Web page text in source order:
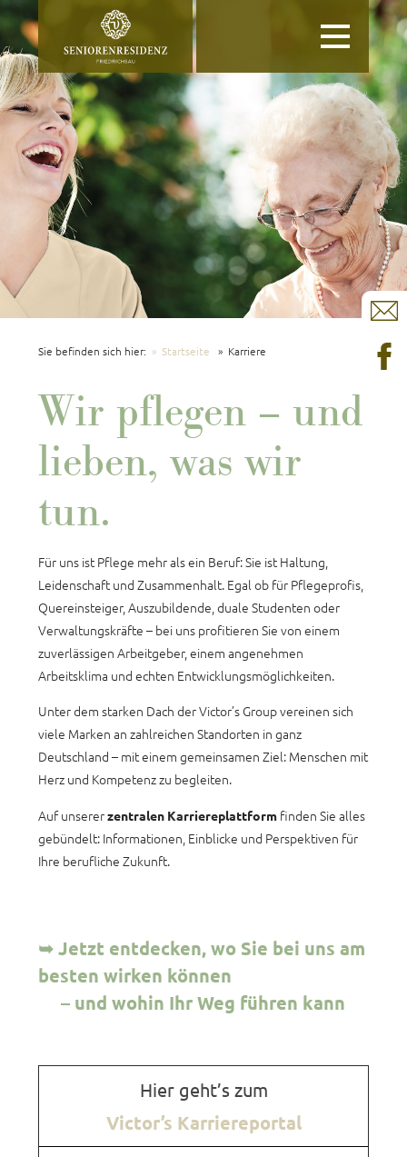
Toggle
navigation
Sie befinden sich hier: Startseite Karriere
Wir pflegen – und
lieben, was wir
tun.
Für uns ist Pflege mehr als ein Beruf: Sie ist Haltung,
Leidenschaft und Zusammenhalt. Egal ob für Pflegeprofis,
Quereinsteiger, Auszubildende, duale Studenten oder
Verwaltungskräfte – bei uns profitieren Sie von einem
zuverlässigen Arbeitgeber, einem angenehmen
Arbeitsklima und echten Entwicklungsmöglichkeiten.
Unter dem starken Dach der Victor’s Group vereinen sich
viele Marken an zahlreichen Standorten in ganz
Deutschland – mit einem gemeinsamen Ziel: Menschen mit
Herz und Kompetenz zu begleiten.
Auf unsererzentralen Karriereplattform finden Sie alles
gebündelt: Informationen, Einblicke und Perspektiven für
Ihre berufliche Zukunft.
➥ Jetzt entdecken, wo Sie bei uns am
besten wirken können
– und wohin Ihr Weg führen kann
Hier geht’s zum
Victor’s Karriereportal